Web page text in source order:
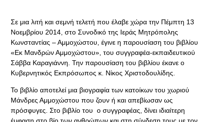
Σε μια λιτή και σεμνή τελετή που έλαβε χώρα την Πέμπτη 13
Νοεμβρίου 2014, στο Συνοδικό της Ιεράς Μητρόπολης
Κωνσταντίας – Αμμοχώστου, έγινε η παρουσίαση του βιβλίου
«Εκ Μανδρών Αμμοχώστου», του συγγραφέα-εκπαιδευτικού
Σάββα Καραγιάννη. Την παρουσίαση του βιβλίου έκανε ο
Κυβερνητικός Εκπρόσωπος κ. Νίκος Χριστοδουλίδης.
Το βιβλίο αποτελεί μια βιογραφία των κατοίκων του χωριού
Μάνδρες Αμμοχώστου που ζουν ή και απεβίωσαν ως
πρόσφυγες. Στο βιβλίο του ο συγγραφέας, δίνει ιδιαίτερη